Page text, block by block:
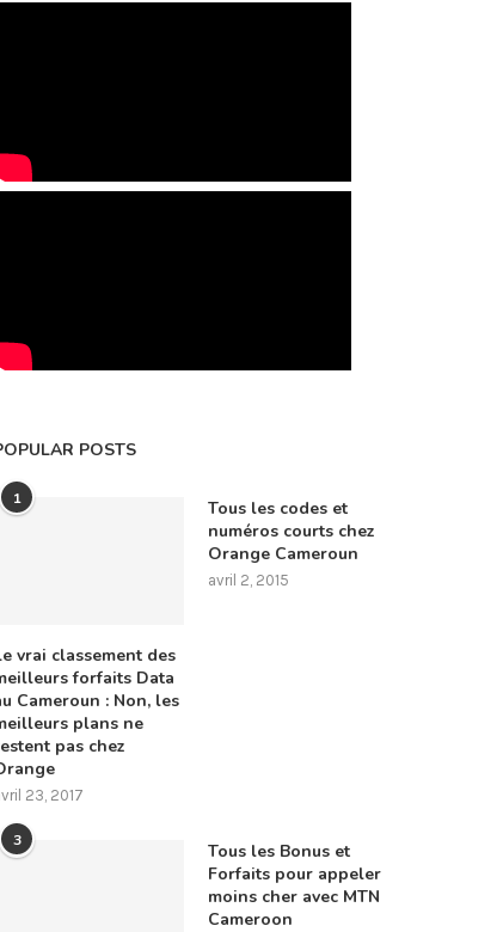
POSTS
1
vrai classement des
forfaits Data
Cameroun : Non, les
plans ne
pas chez
23, 2017
Tous les codes et
numéros courts chez
Orange Cameroun
avril 2, 2015
3
Tous les Bonus et
Forfaits pour appeler
moins cher avec MTN
Cameroon